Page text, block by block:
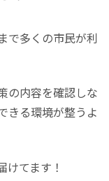
で多くの市民が利
の内容を確認しな
きる環境が整うよ
てます！